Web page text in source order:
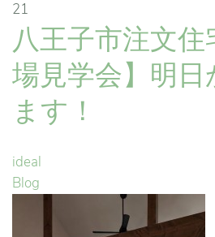
21
八王子市注文
場見学会】明日
ます！
ideal
Blog